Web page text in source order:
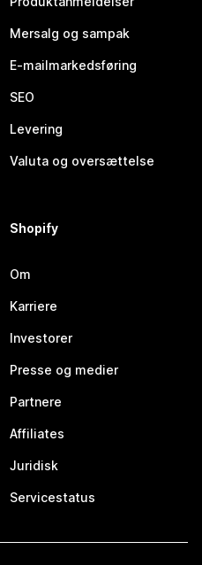
Mersalg og sampak
E-mailmarkedsføring
SEO
Levering
Valuta og oversættelse
Shopify
Om
Karriere
Investorer
Presse og medier
Partnere
Affiliates
Juridisk
Servicestatus